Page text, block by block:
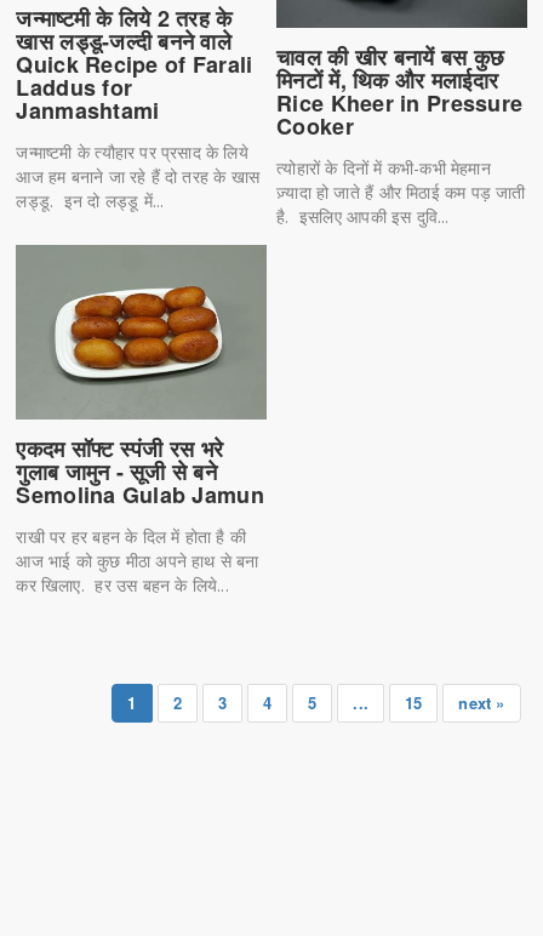
जन्माष्टमी के लिये 2 तरह के
खास लड्डू-जल्दी बनने वाले
Quick Recipe of Farali
Laddus for
Janmashtami
जन्माष्टमी के त्यौहार पर प्रसाद के लिये
आज हम बनाने जा रहे हैं दो तरह के खास
लड्डू. इन दो लड्डू में...
चावल की खीर बनायें बस कुछ
मिनटों में, थिक और मलाईदार
Rice Kheer in Pressure
Cooker
त्योहारों के दिनों में कभी-कभी मेहमान
ज़्यादा हो जाते हैं और मिठाई कम पड़ जाती
है. इसलिए आपकी इस दुवि...
एकदम सॉफ्ट स्पंजी रस भरे
गुलाब जामुन - सूजी से बने
Semolina Gulab Jamun
राखी पर हर बहन के दिल में होता है की
आज भाई को कुछ मीठा अपने हाथ से बना
कर खिलाए. हर उस बहन के लिये...
1 2 3 4 5 ... 15 next »